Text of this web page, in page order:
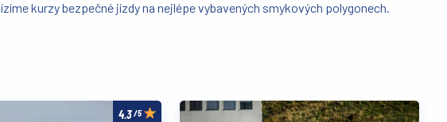
kurzy bezpečné jízdy na nejlépe vybavených smykových polygonech.
/5